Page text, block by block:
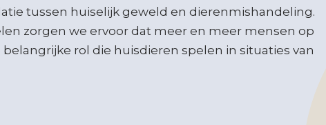
tussen huiselijk geweld en dierenmishandeling.
zorgen we ervoor dat meer en meer mensen op
rol die huisdieren spelen in situaties van